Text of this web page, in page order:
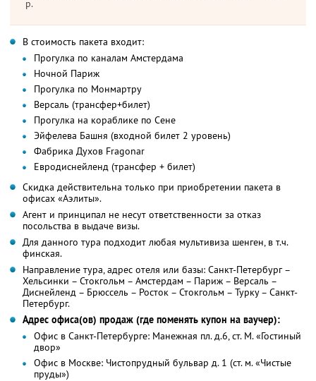
р.
В стоимость пакета входит:
Прогулка по каналам Амстердама
Ночной Париж
Прогулка по Монмартру
Версаль (трансфер+билет)
Прогулка на кораблике по Сене
Эйфелева Башня (входной билет 2 уровень)
Фабрика Духов Fragonar
Евродиснейленд (трансфер + билет)
Скидка действительна только при приобретении пакета в
офисах «Аэлиты».
Агент и принципал не несут ответственности за отказ
посольства в выдаче визы.
Для данного тура подходит любая мультивиза шенген, в т.ч.
финская.
Направление тура, адрес отеля или базы: Санкт-Петербург –
Хельсинки – Стокгольм – Амстердам – Париж – Версаль –
Диснейленд – Брюссель – Росток – Стокгольм – Турку – Санкт-
Петербург.
Адрес офиса(ов) продаж (где поменять купон на ваучер):
Офис в Санкт-Петербурге: Манежная пл. д.6, ст. М. «Гостиный
двор»
Офис в Москве: Чистопрудный бульвар д. 1 (ст. м. «Чистые
пруды»)